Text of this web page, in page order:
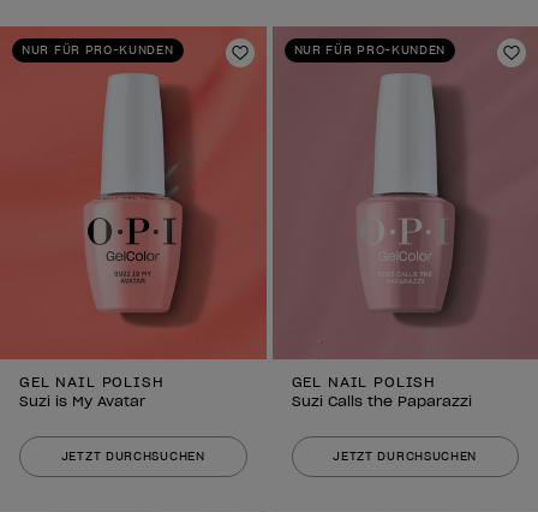
NUR FÜR PRO-KUNDEN
Zur Wunschliste hinzufügen
GEL NAIL POLISH
Suzi is My Avatar
JETZT DURCHSUCHEN
NUR FÜR PRO-KUNDEN
GEL NAIL POLISH
Suzi Calls the Paparazzi
JETZT DURCHSUCHEN